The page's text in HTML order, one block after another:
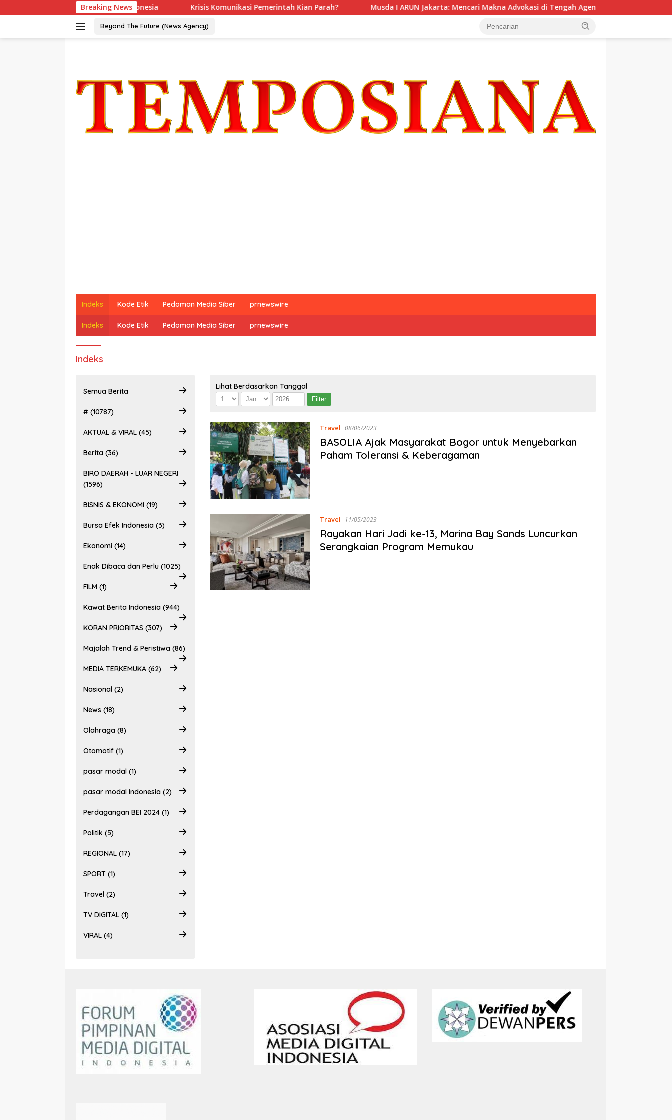
ke
Breaking News
Resmi Debut di Indonesia Krisis Komunikasi Pemerintah Kian Parah? Musda I ARUN Jakarta: Mencari Makna Advokasi di Tengah Agenda Indonesia Emas
Beyond The Future (News Agency)
Indeks Kode Etik Pedoman Media Siber prnewswire
Indeks Kode Etik Pedoman Media Siber prnewswire
Indeks
Semua Berita
# (10787)
AKTUAL & VIRAL (45)
Berita (36)
BIRO DAERAH - LUAR NEGERI
(1596)
BISNIS & EKONOMI (19)
Bursa Efek Indonesia (3)
Ekonomi (14)
Enak Dibaca dan Perlu (1025)
FILM (1)
Kawat Berita Indonesia (944)
KORAN PRIORITAS (307)
Majalah Trend & Peristiwa (86)
MEDIA TERKEMUKA (62)
Nasional (2)
News (18)
Olahraga (8)
Otomotif (1)
pasar modal (1)
pasar modal Indonesia (2)
Perdagangan BEI 2024 (1)
Politik (5)
REGIONAL (17)
SPORT (1)
Travel (2)
TV DIGITAL (1)
VIRAL (4)
Lihat Berdasarkan Tanggal
Travel 08/06/2023
BASOLIA Ajak Masyarakat Bogor untuk Menyebarkan
Paham Toleransi & Keberagaman
Travel 11/05/2023
Rayakan Hari Jadi ke-13, Marina Bay Sands Luncurkan
Serangkaian Program Memukau